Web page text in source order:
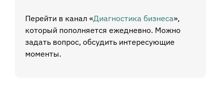
Перейти в канал «Диагностика бизнеса»,
который пополняется ежедневно. Можно
задать вопрос, обсудить интересующие
моменты.